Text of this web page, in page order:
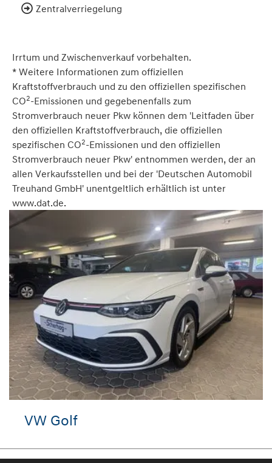
Zentralverriegelung
Irrtum und Zwischenverkauf vorbehalten.
* Weitere Informationen zum offiziellen
Kraftstoffverbrauch und zu den offiziellen spezifischen
CO2-Emissionen und gegebenenfalls zum
Stromverbrauch neuer Pkw können dem 'Leitfaden über
den offiziellen Kraftstoffverbrauch, die offiziellen
spezifischen CO2-Emissionen und den offiziellen
Stromverbrauch neuer Pkw' entnommen werden, der an
allen Verkaufsstellen und bei der 'Deutschen Automobil
Treuhand GmbH' unentgeltlich erhältlich ist unter
www.dat.de.
VW Golf